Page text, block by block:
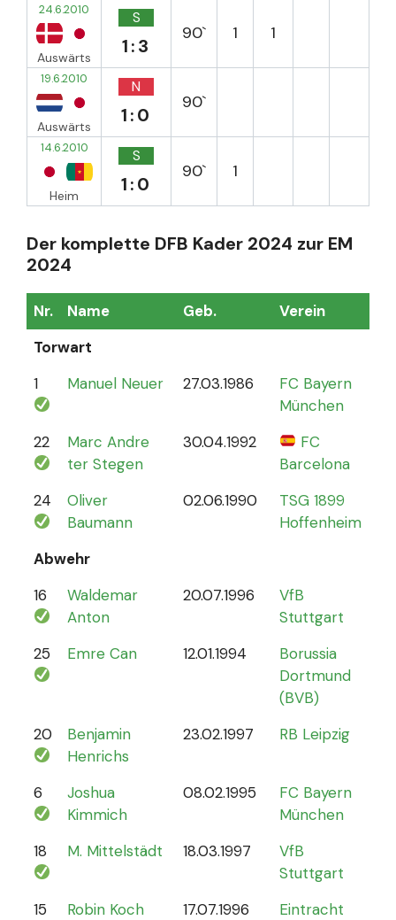
24.6.2010
Auswärts
S
1:3
90` 1 1
19.6.2010
Auswärts
N
1:0
90`
14.6.2010
Heim
S
1:0
90` 1
Der komplette DFB Kader 2024 zur EM
2024
Nr. Name Geb. Verein
Torwart
1
Manuel Neuer 27.03.1986
FC Bayern
München
22
Marc Andre
ter Stegen
30.04.1992
FC
Barcelona
24
Oliver
Baumann
02.06.1990
TSG 1899
Hoffenheim
Abwehr
16
Waldemar
Anton
20.07.1996
VfB
Stuttgart
25 Emre Can 12.01.1994
Borussia
Dortmund
(BVB)
20
Benjamin
Henrichs
23.02.1997 RB Leipzig
6
Joshua
Kimmich
08.02.1995
FC Bayern
München
18 M. Mittelstädt 18.03.1997
VfB
Stuttgart
15 Robin Koch 17.07.1996
Eintracht